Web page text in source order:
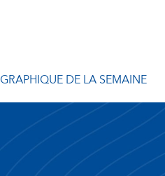
GRAPHIQUE DE LA SEMAINE